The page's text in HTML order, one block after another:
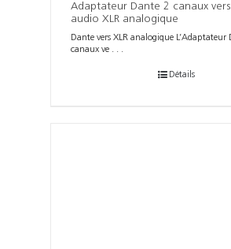
Adaptateur Dante 2 canaux
audio XLR analogique
Dante vers XLR analogique L’Adaptateur
canaux ve . . .
Détails